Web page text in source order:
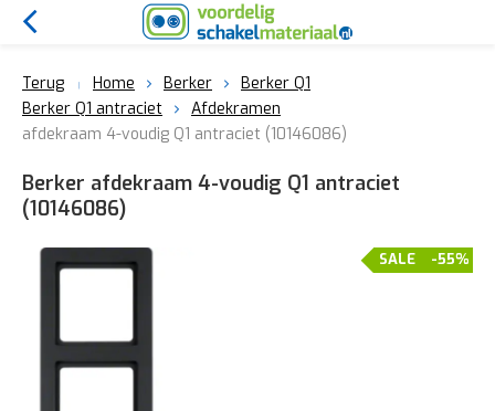
Terug Home Berker
Berker Q1
Berker Q1 antraciet
Afdekramen
afdekraam 4-voudig Q1 antraciet (10146086)
Berker afdekraam 4-voudig Q1 antraciet
(10146086)
-55%
SALE